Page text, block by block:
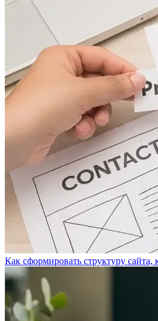
Как сформировать структуру сайта,